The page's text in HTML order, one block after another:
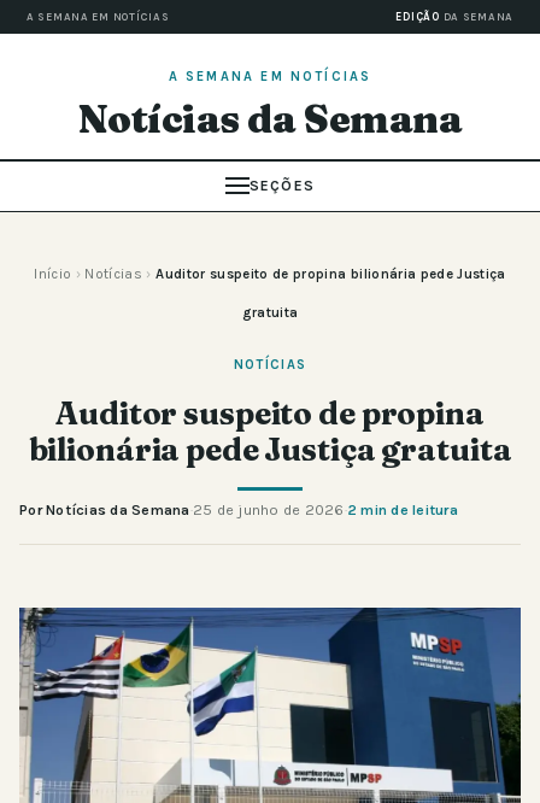
A SEMANA EM NOTÍCIAS EDIÇÃO DA SEMANA
A SEMANA EM NOTÍCIAS
Notícias da Semana
SEÇÕES
Início › Notícias › Auditor suspeito de propina bilionária pede Justiça
gratuita
NOTÍCIAS
Auditor suspeito de propina
bilionária pede Justiça gratuita
Por Notícias da Semana·25 de junho de 2026·2 min de leitura